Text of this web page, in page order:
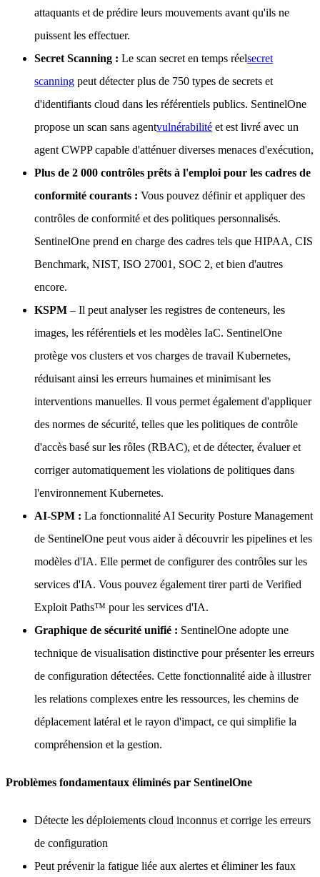
attaquants et de prédire leurs mouvements avant qu'ils ne
puissent les effectuer.
Secret Scanning : Le scan secret en temps réelsecret
scanning peut détecter plus de 750 types de secrets et
d'identifiants cloud dans les référentiels publics. SentinelOne
propose un scan sans agentvulnérabilité et est livré avec un
agent CWPP capable d'atténuer diverses menaces d'exécution,
Plus de 2 000 contrôles prêts à l'emploi pour les cadres de
conformité courants : Vous pouvez définir et appliquer des
contrôles de conformité et des politiques personnalisés.
SentinelOne prend en charge des cadres tels que HIPAA, CIS
Benchmark, NIST, ISO 27001, SOC 2, et bien d'autres
encore.
KSPM – Il peut analyser les registres de conteneurs, les
images, les référentiels et les modèles IaC. SentinelOne
protège vos clusters et vos charges de travail Kubernetes,
réduisant ainsi les erreurs humaines et minimisant les
interventions manuelles. Il vous permet également d'appliquer
des normes de sécurité, telles que les politiques de contrôle
d'accès basé sur les rôles (RBAC), et de détecter, évaluer et
corriger automatiquement les violations de politiques dans
l'environnement Kubernetes.
AI-SPM : La fonctionnalité AI Security Posture Management
de SentinelOne peut vous aider à découvrir les pipelines et les
modèles d'IA. Elle permet de configurer des contrôles sur les
services d'IA. Vous pouvez également tirer parti de Verified
Exploit Paths™ pour les services d'IA.
Graphique de sécurité unifié : SentinelOne adopte une
technique de visualisation distinctive pour présenter les erreurs
de configuration détectées. Cette fonctionnalité aide à illustrer
les relations complexes entre les ressources, les chemins de
déplacement latéral et le rayon d'impact, ce qui simplifie la
compréhension et la gestion.
Problèmes fondamentaux éliminés par SentinelOne
Détecte les déploiements cloud inconnus et corrige les erreurs
de configuration
Peut prévenir la fatigue liée aux alertes et éliminer les faux